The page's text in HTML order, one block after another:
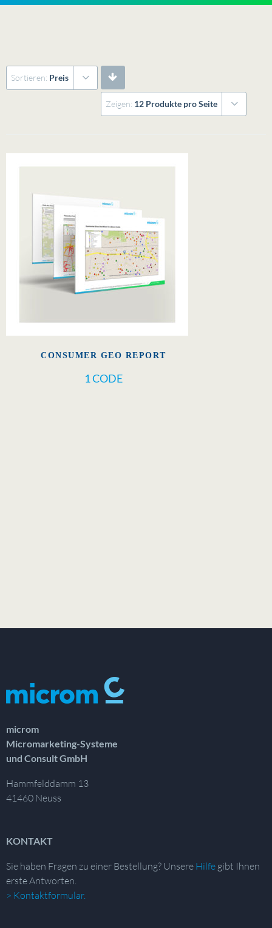
Sortieren: Preis
Zeigen: 12 Produkte pro Seite
CONSUMER GEO REPORT
1 CODE
microm
Micromarketing-Systeme
und Consult GmbH
Hammfelddamm 13
41460 Neuss
KONTAKT
Sie haben Fragen zu einer Bestellung? Unsere Hilfe gibt Ihnen
erste Antworten.
> Kontaktformular.